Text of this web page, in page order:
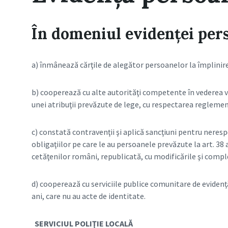
În domeniul evidenţei
a) înmânează cărţile de alegător persoanelor la
b) cooperează cu alte autorităţi competente în
unei atribuţii prevăzute de lege, cu respectarea
c) constată contravenţii şi aplică sancţiuni pentru
obligaţiilor pe care le au persoanele prevăzute la art.
cetăţenilor români, republicată, cu modificările şi
d) cooperează cu serviciile publice comunitare de
ani, care nu au acte de identitate.
SERVICIUL POLIŢIE LOCALĂ